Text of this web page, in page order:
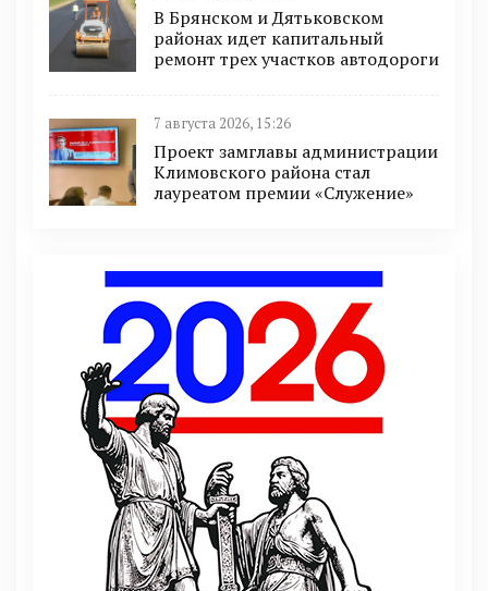
В Брянском и Дятьковском
районах идет капитальный
ремонт трех участков автодороги
7 августа 2026, 15:26
Проект замглавы администрации
Климовского района стал
лауреатом премии «Служение»